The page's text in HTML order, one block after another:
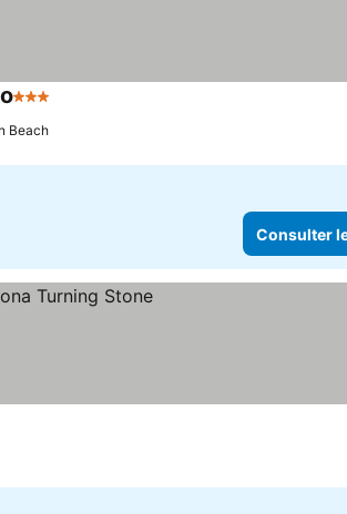
3 Étoiles
Beach
Consulter